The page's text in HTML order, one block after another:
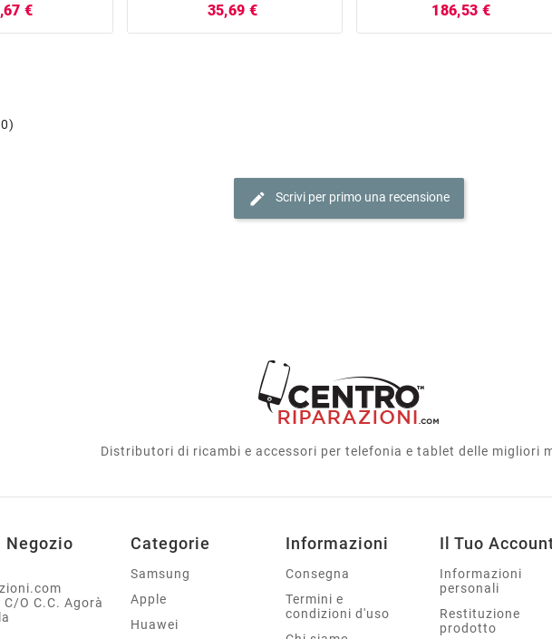
€ 35,69 € 186,53 €
edit Scrivi per primo una recensione
Distributori di ricambi e accessori per telefonia e tablet delle migliori
Negozio
O C.C. Agorà
Categorie
Samsung
Apple
Huawei
Informazioni
Consegna
Termini e
condizioni d'uso
Il Tuo
Informazioni
personali
Restituzione
prodotto